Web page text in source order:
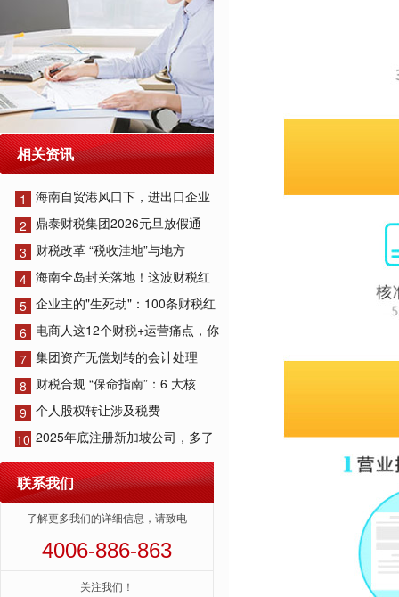
相关资讯
1
海南自贸港风口下，进出口企业
2 鼎泰财税集团2026元旦放假通
3 财税改革 “税收洼地”与地方
4 海南全岛封关落地！这波财税红
5 企业主的"生死劫"：100条财税红
6 电商人这12个财税+运营痛点，你
7 集团资产无偿划转的会计处理
8 财税合规 “保命指南”：6 大核
9 个人股权转让涉及税费
10 2025年底注册新加坡公司，多了
联系我们
了解更多我们的详细信息，请致电
4006-886-863
关注我们！